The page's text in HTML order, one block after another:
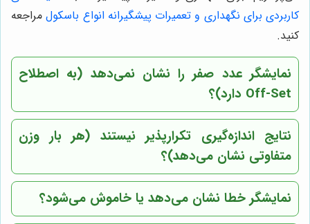
کاربردی برای نگهداری و تعمیرات پیشگیرانه انواع باسکولمراجعه
کنید.
نمایشگر عدد صفر را نشان نمی‌دهد (به اصطلاح
Off-Set دارد)؟
نتایج اندازه‌گیری تکرارپذیر نیستند (هر بار وزن
متفاوتی نشان می‌دهد)؟
نمایشگر خطا نشان می‌دهد یا خاموش می‌شود؟